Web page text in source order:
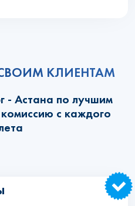
КЛИЕНТАМ
- Астана по лучшим
с каждого